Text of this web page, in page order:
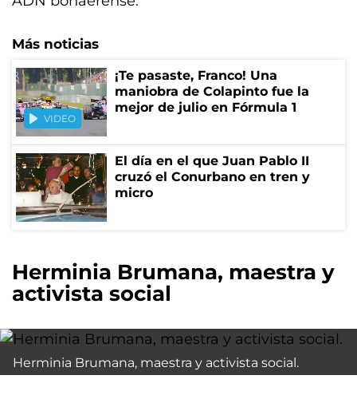
Más noticias
VIDEO
¡Te pasaste, Franco! Una
maniobra de Colapinto fue la
mejor de julio en Fórmula 1
El día en el que Juan Pablo II
cruzó el Conurbano en tren y
micro
Herminia Brumana, maestra y
activista social
Herminia Brumana, maestra y activista social.